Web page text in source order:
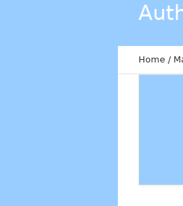
Home /